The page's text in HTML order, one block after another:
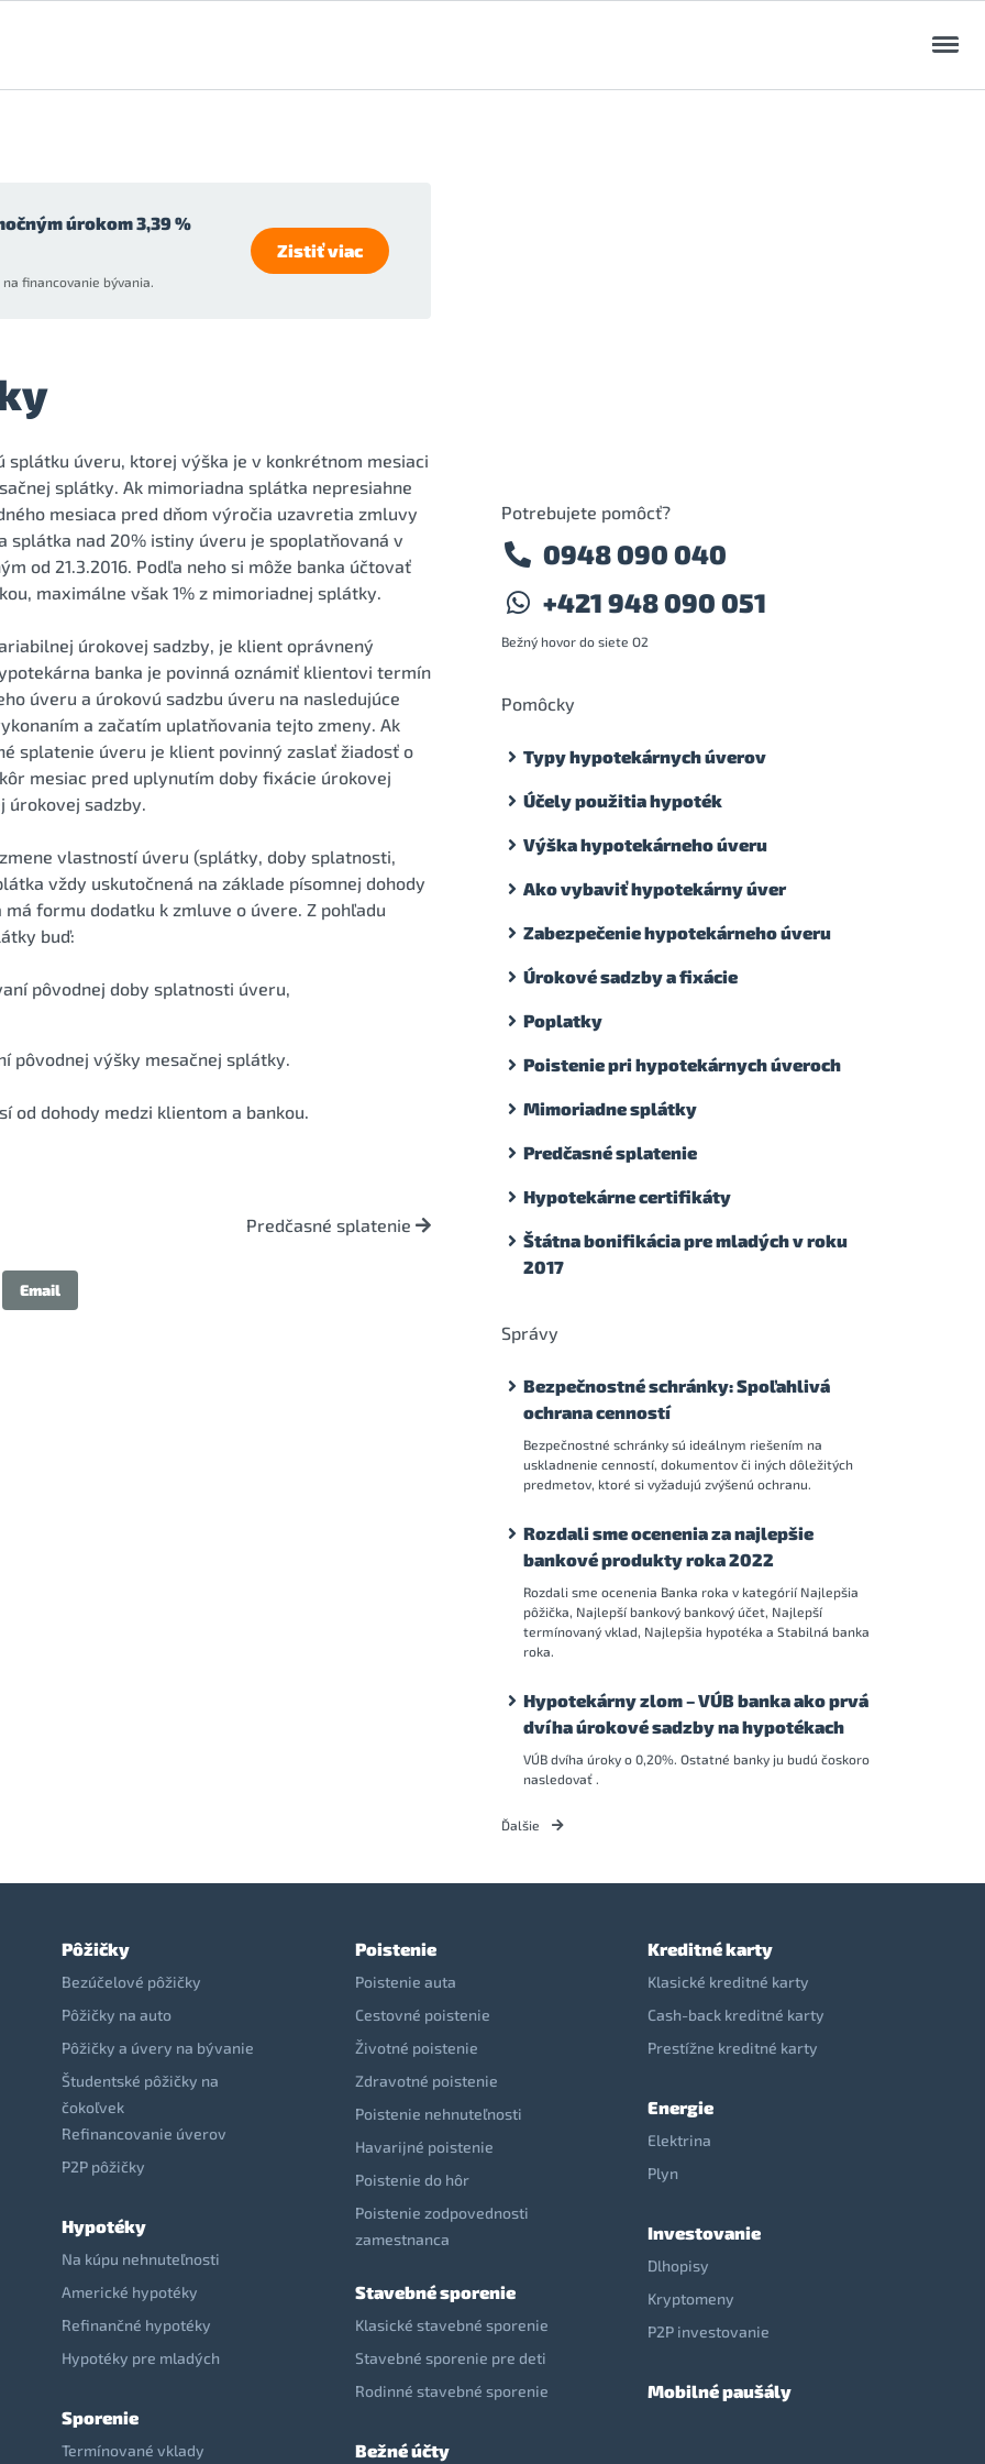
úrokom 3,39 %
financovanie bývania.
Zistiť viac
úveru, ktorej výška je v konkrétnom mesiaci
splátky. Ak mimoriadna splátka nepresiahne
mesiaca pred dňom výročia uzavretia zmluvy
splátka nad 20% istiny úveru je spoplatňovaná v
od 21.3.2016. Podľa neho si môže banka účtovať
maximálne však 1% z mimoriadnej splátky.
úrokovej sadzby, je klient oprávnený
banka je povinná oznámiť klientovi termín
úveru a úrokovú sadzbu úveru na nasledujúce
a začatím uplatňovania tejto zmeny. Ak
splatenie úveru je klient povinný zaslať žiadosť o
mesiac pred uplynutím doby fixácie úrokovej
úrokovej sadzby.
vlastností úveru (splátky, doby splatnosti,
vždy uskutočnená na základe písomnej dohody
formu dodatku k zmluve o úvere. Z pohľadu
buď:
pôvodnej doby splatnosti úveru,
pôvodnej výšky mesačnej splátky.
od dohody medzi klientom a bankou.
Predčasné splatenie
Email
Potrebujete pomôcť?
0948 090 040
+421 948 090 051
Bežný hovor do siete O2
Pomôcky
Typy hypotekárnych úverov
Účely použitia hypoték
Výška hypotekárneho úveru
Ako vybaviť hypotekárny úver
Zabezpečenie hypotekárneho úveru
Úrokové sadzby a fixácie
Poplatky
Poistenie pri hypotekárnych úveroch
Mimoriadne splátky
Predčasné splatenie
Hypotekárne certifikáty
Štátna bonifikácia pre mladých v roku
2017
Správy
Bezpečnostné schránky: Spoľahlivá
ochrana cenností
Bezpečnostné schránky sú ideálnym riešením na
uskladnenie cenností, dokumentov či iných dôležitých
predmetov, ktoré si vyžadujú zvýšenú ochranu.
Rozdali sme ocenenia za najlepšie
bankové produkty roka 2022
Rozdali sme ocenenia Banka roka v kategórií Najlepšia
pôžička, Najlepší bankový bankový účet, Najlepší
termínovaný vklad, Najlepšia hypotéka a Stabilná banka
roka.
Hypotekárny zlom – VÚB banka ako prvá
dvíha úrokové sadzby na hypotékach
VÚB dvíha úroky o 0,20%. Ostatné banky ju budú čoskoro
nasledovať .
Ďalšie
Pôžičky
Bezúčelové pôžičky
Pôžičky na auto
Pôžičky a úvery na bývanie
Študentské pôžičky na
čokoľvek
Refinancovanie úverov
P2P pôžičky
Hypotéky
Na kúpu nehnuteľnosti
Americké hypotéky
Refinančné hypotéky
Hypotéky pre mladých
Sporenie
Termínované vklady
Poistenie
Poistenie auta
Cestovné poistenie
Životné poistenie
Zdravotné poistenie
Poistenie nehnuteľnosti
Havarijné poistenie
Poistenie do hôr
Poistenie zodpovednosti
zamestnanca
Stavebné sporenie
Klasické stavebné sporenie
Stavebné sporenie pre deti
Rodinné stavebné sporenie
Bežné účty
Kreditné karty
Klasické kreditné karty
Cash-back kreditné karty
Prestížne kreditné karty
Energie
Elektrina
Plyn
Investovanie
Dlhopisy
Kryptomeny
P2P investovanie
Mobilné paušály